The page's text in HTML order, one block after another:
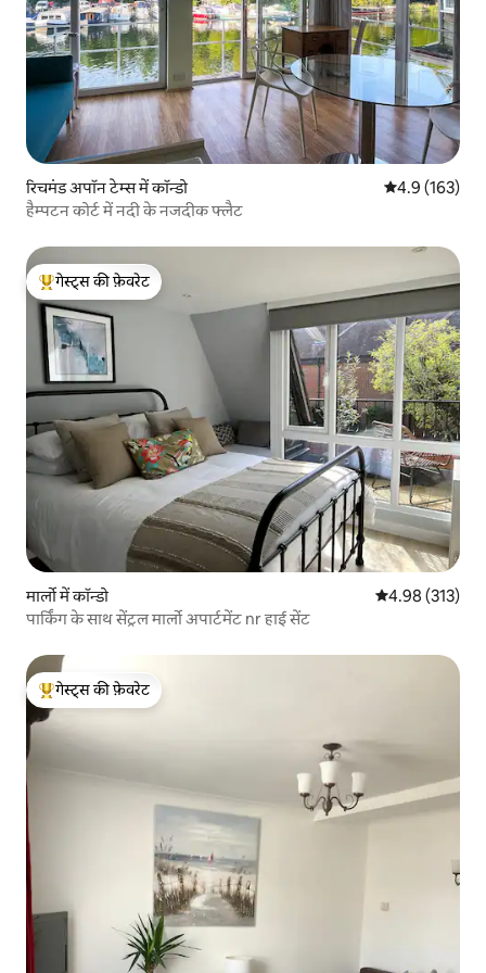
रिचमंड अपॉन टेम्स में कॉन्डो औसत रेटिंग 5 में
4.9 (163)
हैम्पटन कोर्ट में नदी के नजदीक फ्लैट
गेस्ट्स का टॉप फ़ेवरेट
गेस्ट्स की फ़ेवरेट
मार्लो में कॉन्डो औसत रेटिंग 5 में से
4.98 (313)
पार्किंग के साथ सेंट्रल मार्लो अपार्टमेंट nr हाई सेंट
गेस्ट्स का टॉप फ़ेवरेट
गेस्ट्स की फ़ेवरेट